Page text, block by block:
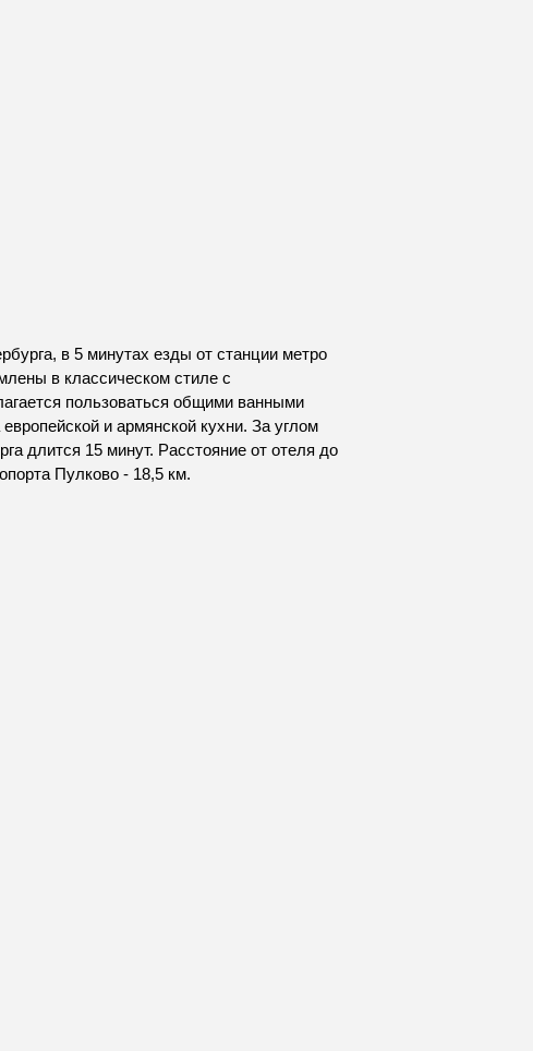
в 5 минутах езды от станции метро
в классическом стиле с
пользоваться общими ванными
и армянской кухни. За углом
длится 15 минут. Расстояние от отеля до
Пулково - 18,5 км.